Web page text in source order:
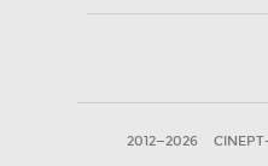
2012—2026